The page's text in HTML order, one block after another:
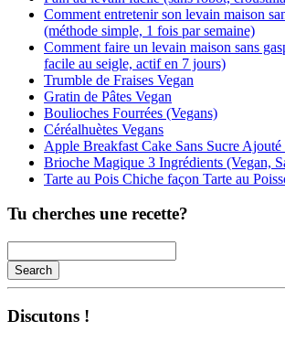
Comment entretenir son levain maison
(méthode simple, 1 fois par semaine)
Comment faire un levain maison sans
facile au seigle, actif en 7 jours)
Trumble de Fraises Vegan
Gratin de Pâtes Vegan
Boulioches Fourrées (Vegans)
Céréalhuètes Vegans
Apple Breakfast Cake Sans Sucre Ajouté
Brioche Magique 3 Ingrédients (Vegan,
Tarte au Pois Chiche façon Tarte au
Tu cherches une recette?
Search
Searching
in
Discutons !